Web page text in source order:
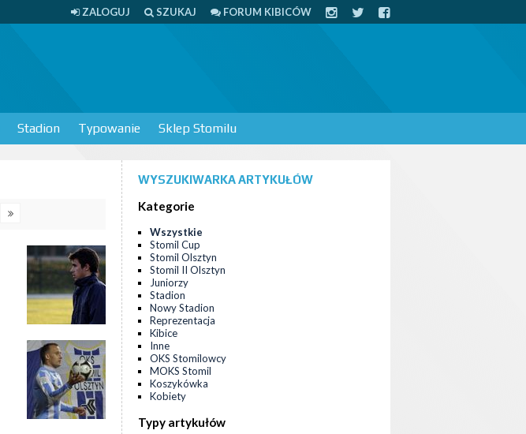
ZALOGUJ SZUKAJ FORUM KIBICÓW
Stadion Typowanie Sklep Stomilu
WYSZUKIWARKA ARTYKUŁÓW
Kategorie
Wszystkie
Stomil Cup
Stomil Olsztyn
Stomil II Olsztyn
Juniorzy
Stadion
Nowy Stadion
Reprezentacja
Kibice
Inne
OKS Stomilowcy
MOKS Stomil
Koszykówka
Kobiety
Typy artykułów